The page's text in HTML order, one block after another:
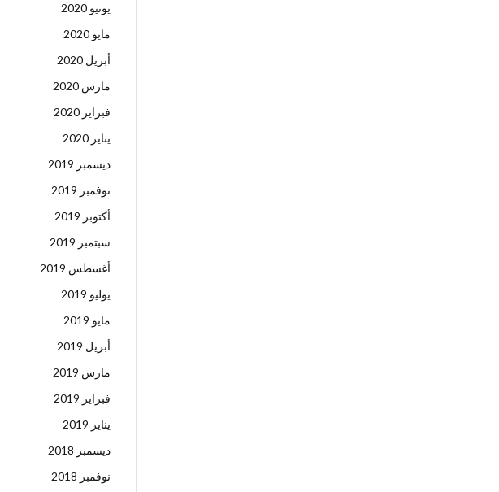
يونيو 2020
مايو 2020
أبريل 2020
مارس 2020
فبراير 2020
يناير 2020
ديسمبر 2019
نوفمبر 2019
أكتوبر 2019
سبتمبر 2019
أغسطس 2019
يوليو 2019
مايو 2019
أبريل 2019
مارس 2019
فبراير 2019
يناير 2019
ديسمبر 2018
نوفمبر 2018